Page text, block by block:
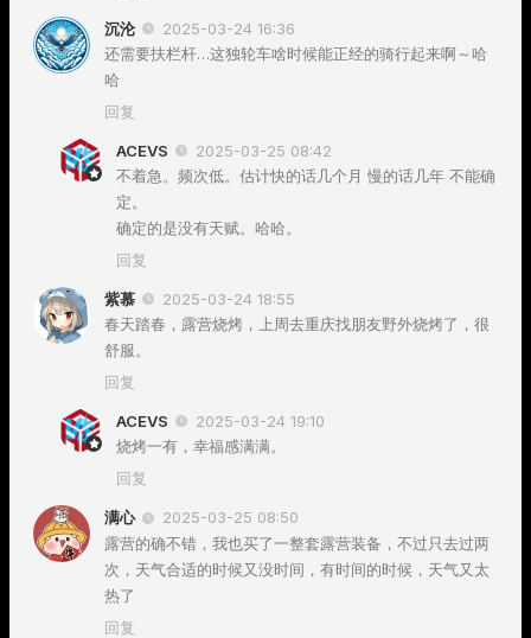
沉沦
2025-03-24 16:36
还需要扶栏杆…这独轮车啥时候能正经的骑行起来啊～哈
哈
回复
ACEVS
2025-03-25 08:42
不着急。频次低。估计快的话几个月 慢的话几年 不能确
定。
确定的是没有天赋。哈哈。
回复
紫慕
2025-03-24 18:55
春天踏春，露营烧烤，上周去重庆找朋友野外烧烤了，很
舒服。
回复
ACEVS
2025-03-24 19:10
烧烤一有，幸福感满满。
回复
满心
2025-03-25 08:50
露营的确不错，我也买了一整套露营装备，不过只去过两
次，天气合适的时候又没时间，有时间的时候，天气又太
热了
回复